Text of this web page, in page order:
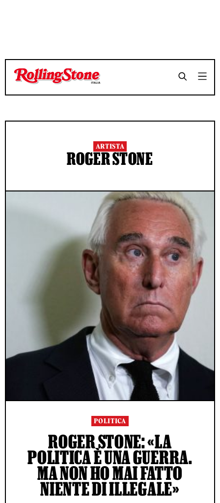
ARTISTA
ROGER STONE
POLITICA
ROGER STONE: «LA
POLITICA È UNA GUERRA.
MA NON HO MAI FATTO
NIENTE DI ILLEGALE»